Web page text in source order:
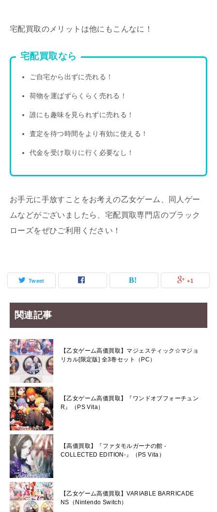
宅配買取のメリットは他にもこんなに！
宅配買取なら
ご自宅から出ずに売れる！
荷物を運ばずらくらく売れる！
誰にも趣味を見られずに売れる！
査定を待つ時間をより有効に使える！
代金を受け取りに行く必要なし！
お手元に手放すことをお考えの乙女ゲーム、同人ゲー
ムなどがございましたら、宅配買取専門店のブラック
ローズをぜひご利用ください！
Tweet +1
関連記事
【乙女ゲーム高価買取】マジェスティック☆マジョ
リカル[限定版] 全3巻セット（PC）
【乙女ゲーム高価買取】『ワンドオブフォーチュン
R』（PS Vita）
【高価買取】『ファタモルガーナの館 -
COLLECTED EDITION-』（PS Vita）
【乙女ゲーム高価買取】VARIABLE BARRICADE
NS（Nintendo Switch）